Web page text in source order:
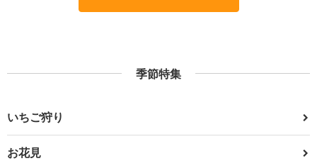
季節特集
いちご狩り
お花見